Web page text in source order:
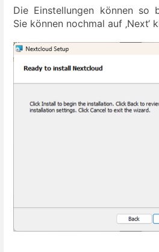
Die Einstellungen können so
Sie können nochmal auf ‚Next‘